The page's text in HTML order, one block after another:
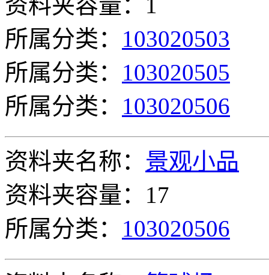
资料夹容量：1
所属分类： 103020503
所属分类： 103020505
所属分类： 103020506
资料夹名称： 景观小品
资料夹容量：17
所属分类： 103020506